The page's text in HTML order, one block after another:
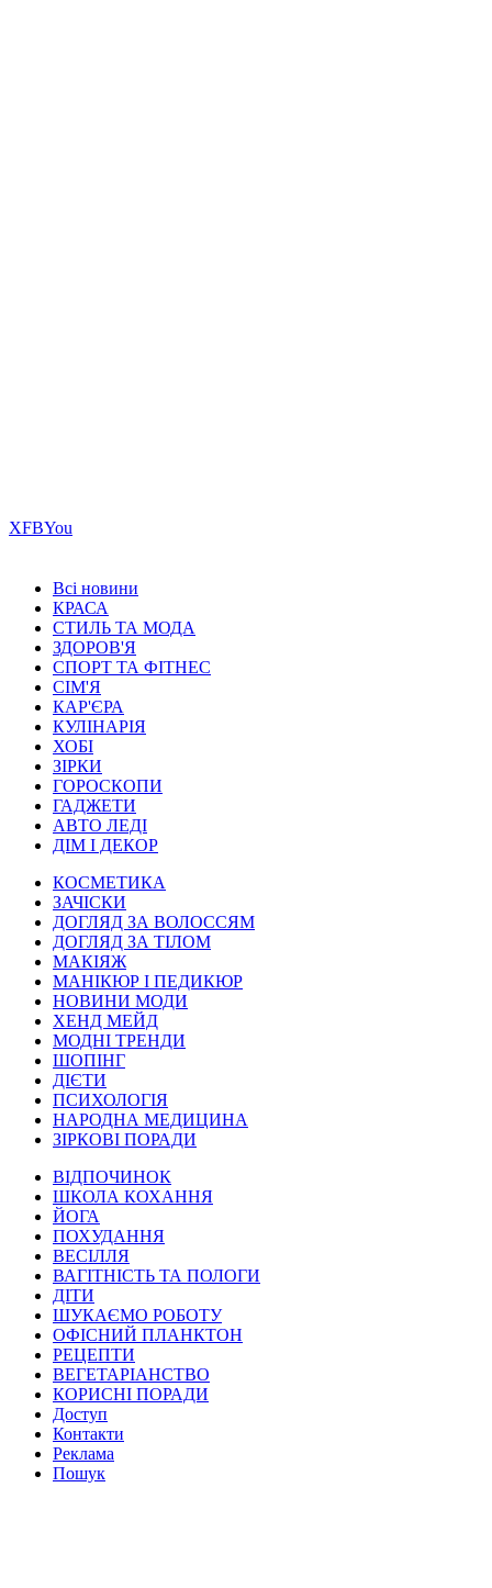
ХFBYou
Всі новини
КРАСА
СТИЛЬ ТА МОДА
ЗДОРОВ'Я
СПОРТ ТА ФІТНЕС
СІМ'Я
КАР'ЄРА
КУЛІНАРІЯ
ХОБІ
ЗІРКИ
ГОРОСКОПИ
ГАДЖЕТИ
АВТО ЛЕДІ
ДІМ І ДЕКОР
КОСМЕТИКА
ЗАЧІСКИ
ДОГЛЯД ЗА ВОЛОССЯМ
ДОГЛЯД ЗА ТІЛОМ
МАКІЯЖ
МАНІКЮР І ПЕДИКЮР
НОВИНИ МОДИ
ХЕНД МЕЙД
МОДНІ ТРЕНДИ
ШОПІНГ
ДІЄТИ
ПСИХОЛОГІЯ
НАРОДНА МЕДИЦИНА
ЗІРКОВІ ПОРАДИ
ВІДПОЧИНОК
ШКОЛА КОХАННЯ
ЙОГА
ПОХУДАННЯ
ВЕСІЛЛЯ
ВАГІТНІСТЬ ТА ПОЛОГИ
ДІТИ
ШУКАЄМО РОБОТУ
ОФІСНИЙ ПЛАНКТОН
РЕЦЕПТИ
ВЕГЕТАРІАНСТВО
КОРИСНІ ПОРАДИ
Доступ
Контакти
Реклама
Пошук